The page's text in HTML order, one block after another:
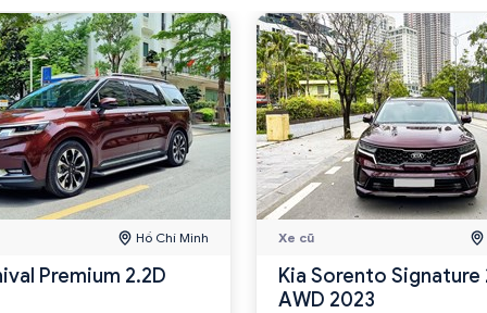
Hồ Chí Minh
Premium 2.2D
Xe cũ
Kia Sorento Signature
AWD 2023